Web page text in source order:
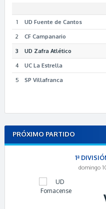
1 UD Fuente de Cantos
2 CF Campanario
3 UD Zafra Atlético
4 UC La Estrella
5 SP Villafranca
PRÓXIMO PARTIDO
1ª
domingo